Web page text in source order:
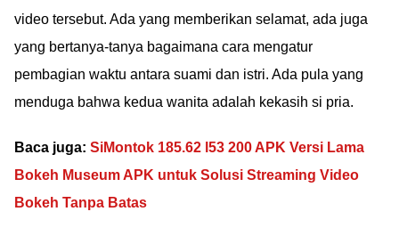
video tersebut. Ada yang memberikan selamat, ada juga
yang bertanya-tanya bagaimana cara mengatur
pembagian waktu antara suami dan istri. Ada pula yang
menduga bahwa kedua wanita adalah kekasih si pria.
Baca juga: SiMontok 185.62 l53 200 APK Versi Lama
Bokeh Museum APK untuk Solusi Streaming Video
Bokeh Tanpa Batas